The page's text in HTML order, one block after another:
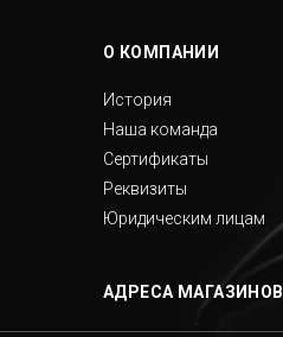
О КОМПАНИИ
История
Наша команда
Сертификаты
Реквизиты
Юридическим лицам
АДРЕСА МАГАЗИНОВ